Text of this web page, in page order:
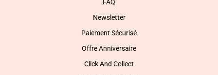
FAQ
Newsletter
Paiement Sécurisé
Offre Anniversaire
Click And Collect